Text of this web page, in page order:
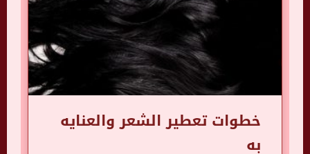
خطوات تعطير الشعر والعنايه
به